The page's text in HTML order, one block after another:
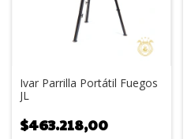
Ivar Parrilla Portátil Fuegos
JL
$463.218,00